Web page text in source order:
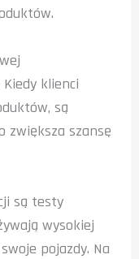
klienci
są
zwiększa szansę
są testy
wysokiej
pojazdy. Na